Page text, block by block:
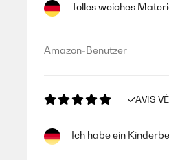
Tolles weiches
Amazon-Benutzer
AVIS
Ich habe ein